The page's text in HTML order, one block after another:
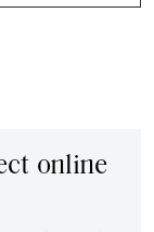
online